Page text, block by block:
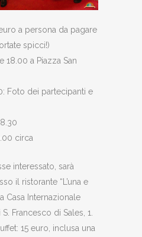
euro a persona da pagare
spicci!)
18.00 a Piazza San
Foto dei partecipanti e
circa
interessato, sarà
il ristorante “L’una e
Casa Internazionale
Francesco di Sales, 1.
15 euro, inclusa una